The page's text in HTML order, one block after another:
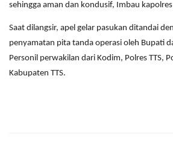
sehingga aman dan kondusif, Imbau kapolres
Saat dilangsir, apel gelar pasukan ditandai
penyamatan pita tanda operasi oleh Bupati
Personil perwakilan dari Kodim, Polres TTS,
Kabupaten TTS.